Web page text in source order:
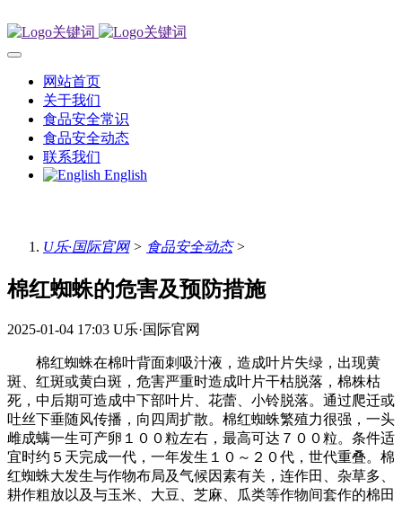
网站首页
关于我们
食品安全常识
食品安全动态
联系我们
English
U乐·国际官网> 食品安全动态>
棉红蜘蛛的危害及预防措施
2025-01-04 17:03 U乐·国际官网
棉红蜘蛛在棉叶背面刺吸汁液，造成叶片失绿，出现黄
斑、红斑或黄白斑，危害严重时造成叶片干枯脱落，棉株枯
死，中后期可造成中下部叶片、花蕾、小铃脱落。通过爬迁或
吐丝下垂随风传播，向四周扩散。棉红蜘蛛繁殖力很强，一头
雌成螨一生可产卵１００粒左右，最高可达７００粒。条件适
宜时约５天完成一代，一年发生１０～２０代，世代重叠。棉
红蜘蛛大发生与作物布局及气候因素有关，连作田、杂草多、
耕作粗放以及与玉米、大豆、芝麻、瓜类等作物间套作的棉田